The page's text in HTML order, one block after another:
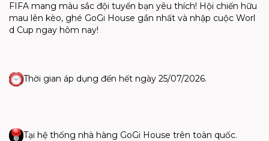
FIFA mang màu sắc đội tuyển bạn yêu thích! Hội chiến hữu
mau lên kèo, ghé GoGi House gần nhất và nhập cuộc Worl
d Cup ngay hôm nay!
Thời gian áp dụng đến hết ngày 25/07/2026.
Tại hệ thống nhà hàng GoGi House trên toàn quốc.